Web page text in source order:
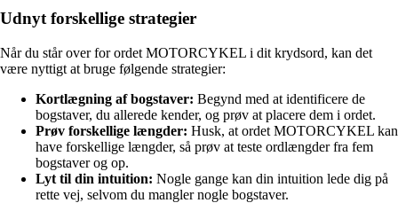
Udnyt forskellige strategier
Når du står over for ordet MOTORCYKEL i dit krydsord, kan det
være nyttigt at bruge følgende strategier:
Kortlægning af bogstaver: Begynd med at identificere de
bogstaver, du allerede kender, og prøv at placere dem i ordet.
Prøv forskellige længder: Husk, at ordet MOTORCYKEL kan
have forskellige længder, så prøv at teste ordlængder fra fem
bogstaver og op.
Lyt til din intuition: Nogle gange kan din intuition lede dig på
rette vej, selvom du mangler nogle bogstaver.